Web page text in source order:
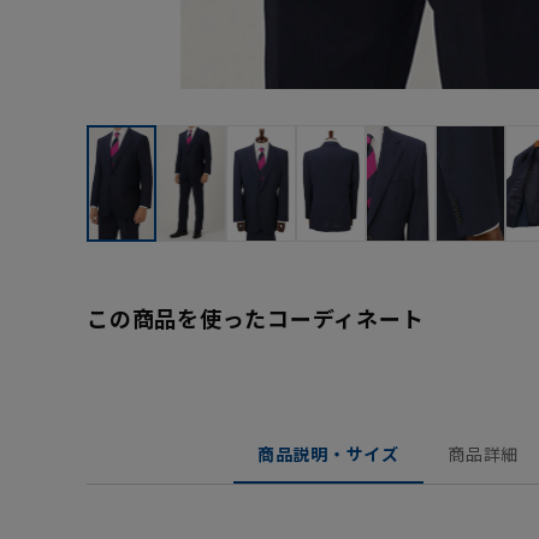
この商品を使ったコーディネート
商品説明・サイズ 商品詳細